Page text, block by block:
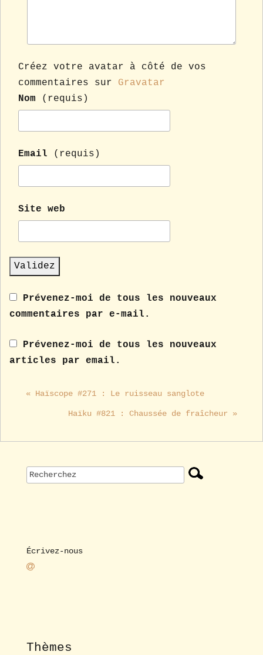
Créez votre avatar à côté de vos
commentaires sur Gravatar
Nom
(requis)
Email (requis)
Site web
Prévenez-moi de tous les nouveaux
commentaires par e-mail.
Prévenez-moi de tous les nouveaux
articles par email.
« Haïscope #271 : Le ruisseau sanglote
Haïku #821 : Chaussée de fraîcheur »
Écrivez-nous
Thèmes